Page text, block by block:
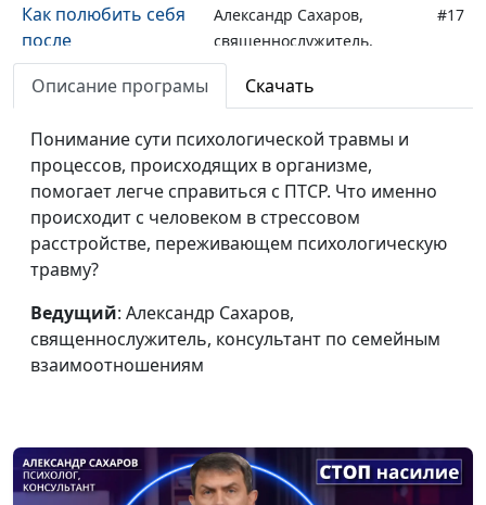
Как полюбить себя
после
травмирующих
отношений?
Александр Сахаров,
священнослужитель,
консультант по семейным
взаимоотношениям
#17
Идеальный брак по
библейским
принципам
Александр Сахаров,
священнослужитель,
консультант по семейным
взаимоотношениям
10 признаков
абьюзера
Александр Сахаров,
консультант по семейным
взаимоотношениям
взаимоотношениям
Описание програмы Скачать
Понимание сути психологической травмы и
процессов, происходящих в организме,
помогает легче справиться с ПТСР. Что именно
происходит с человеком в стрессовом
расстройстве, переживающем психологическую
травму?
Ведущий: Александр Сахаров,
священнослужитель, консультант по семейным
взаимоотношениям